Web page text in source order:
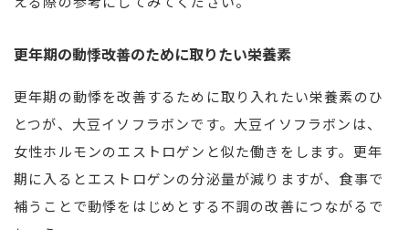
更年期の動悸改善のために取りたい栄養素
更年期の動悸を改善するために取り入れたい栄養素のひ
とつが、大豆イソフラボンです。大豆イソフラボンは、
女性ホルモンのエストロゲンと似た働きをします。更年
期に入るとエストロゲンの分泌量が減りますが、食事で
補うことで動悸をはじめとする不調の改善につながるで